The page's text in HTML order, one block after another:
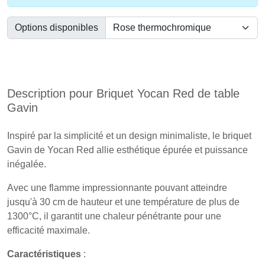
Options disponibles
Description pour Briquet Yocan Red de table
Gavin
Inspiré par la simplicité et un design minimaliste, le briquet
Gavin de Yocan Red allie esthétique épurée et puissance
inégalée.
Avec une flamme impressionnante pouvant atteindre
jusqu'à 30 cm de hauteur et une température de plus de
1300°C, il garantit une chaleur pénétrante pour une
efficacité maximale.
Caractéristiques :